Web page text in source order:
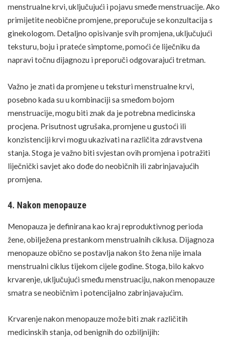
menstrualne krvi, uključujući i pojavu smeđe menstruacije. Ako
primijetite neobične promjene, preporučuje se konzultacija s
ginekologom. Detaljno opisivanje svih promjena, uključujući
teksturu, boju i prateće simptome, pomoći će liječniku da
napravi točnu dijagnozu i preporuči odgovarajući tretman.
Važno je znati da promjene u teksturi menstrualne krvi,
posebno kada su u kombinaciji sa smeđom bojom
menstruacije, mogu biti znak da je potrebna medicinska
procjena. Prisutnost ugrušaka, promjene u gustoći ili
konzistenciji krvi mogu ukazivati na različita zdravstvena
stanja. Stoga je važno biti svjestan ovih promjena i potražiti
liječnički savjet ako dođe do neobičnih ili zabrinjavajućih
promjena.
4. Nakon menopauze
Menopauza je definirana kao kraj reproduktivnog perioda
žene, obilježena prestankom menstrualnih ciklusa. Dijagnoza
menopauze obično se postavlja nakon što žena nije imala
menstrualni ciklus tijekom cijele godine. Stoga, bilo kakvo
krvarenje, uključujući smeđu menstruaciju, nakon menopauze
smatra se neobičnim i potencijalno zabrinjavajućim.
Krvarenje nakon menopauze može biti znak različitih
medicinskih stanja, od benignih do ozbiljnijih: